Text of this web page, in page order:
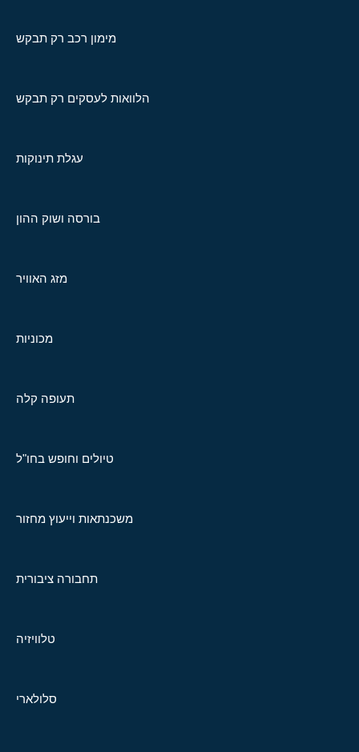
מימון רכב רק תבקש
הלוואות לעסקים רק תבקש
עגלת תינוקות
בורסה ושוק ההון
מזג האוויר
מכוניות
תעופה קלה
טיולים וחופש בחו"ל
משכנתאות וייעוץ מחזור
תחבורה ציבורית
טלוויזיה
סלולארי